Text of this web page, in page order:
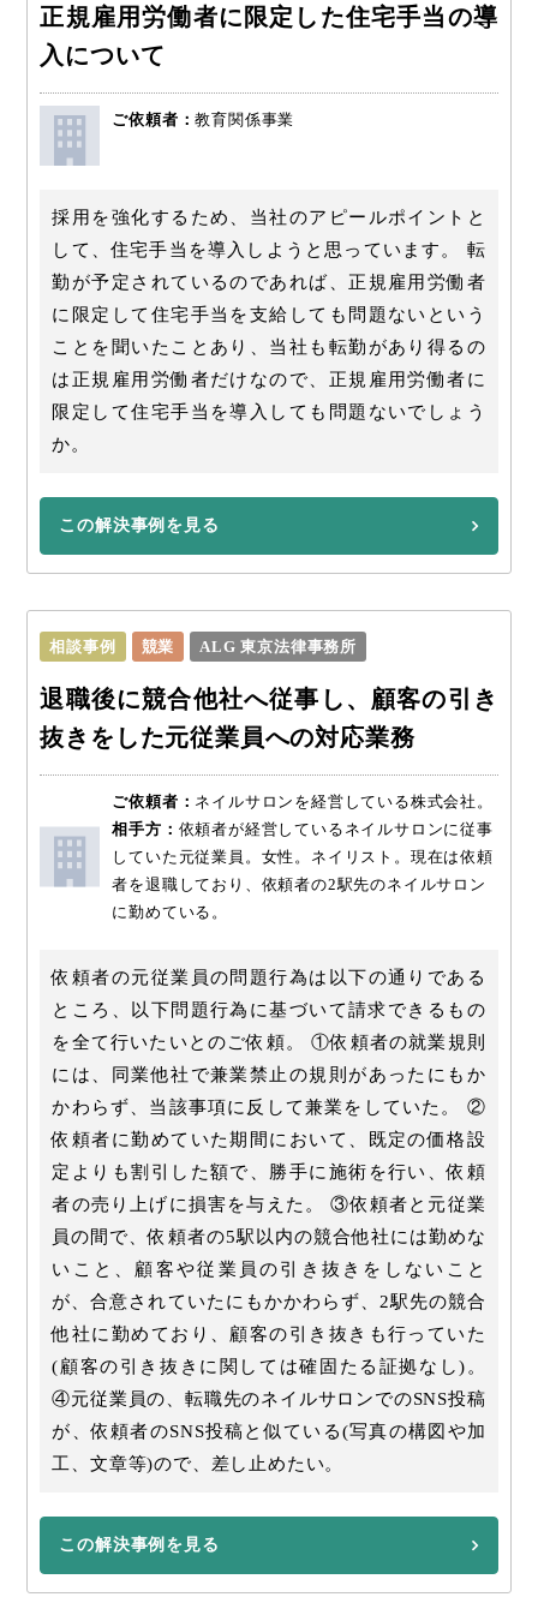
正規雇用労働者に限定した住宅手当の導
入について
ご依頼者：教育関係事業
採用を強化するため、当社のアピールポイントと
して、住宅手当を導入しようと思っています。 転
勤が予定されているのであれば、正規雇用労働者
に限定して住宅手当を支給しても問題ないという
ことを聞いたことあり、当社も転勤があり得るの
は正規雇用労働者だけなので、正規雇用労働者に
限定して住宅手当を導入しても問題ないでしょう
か。
この解決事例を見る
相談事例 競業 ALG 東京法律事務所
退職後に競合他社へ従事し、顧客の引き
抜きをした元従業員への対応業務
ご依頼者： ネイルサロンを経営している株式会社。
相手方： 依頼者が経営しているネイルサロンに従事
していた元従業員。女性。ネイリスト。現在は依頼
者を退職しており、依頼者の2駅先のネイルサロン
に勤めている。
依頼者の元従業員の問題行為は以下の通りである
ところ、以下問題行為に基づいて請求できるもの
を全て行いたいとのご依頼。 ①依頼者の就業規則
には、同業他社で兼業禁止の規則があったにもか
かわらず、当該事項に反して兼業をしていた。 ②
依頼者に勤めていた期間において、既定の価格設
定よりも割引した額で、勝手に施術を行い、依頼
者の売り上げに損害を与えた。 ③依頼者と元従業
員の間で、依頼者の5駅以内の競合他社には勤めな
いこと、顧客や従業員の引き抜きをしないこと
が、合意されていたにもかかわらず、2駅先の競合
他社に勤めており、顧客の引き抜きも行っていた
(顧客の引き抜きに関しては確固たる証拠なし)。
④元従業員の、転職先のネイルサロンでのSNS投稿
が、依頼者のSNS投稿と似ている(写真の構図や加
工、文章等)ので、差し止めたい。
この解決事例を見る